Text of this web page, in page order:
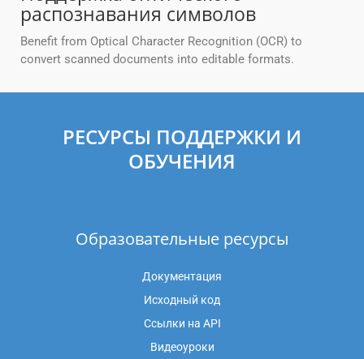
распознавания символов
Benefit from Optical Character Recognition (OCR) to
convert scanned documents into editable formats.
РЕСУРСЫ ПОДДЕРЖКИ И
ОБУЧЕНИЯ
Образовательные ресурсы
Документация
Исходный код
Ссылки на API
Видеоуроки